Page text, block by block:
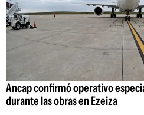
Ancap confirmó operativo
durante las obras en Ezeiza